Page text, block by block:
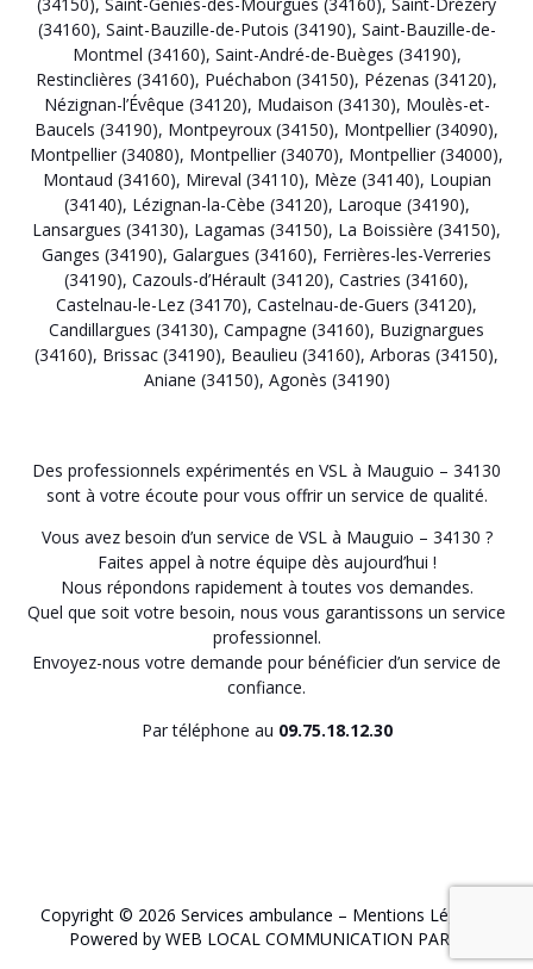
(34150), Saint-Geniès-des-Mourgues (34160), Saint-Drézéry
(34160), Saint-Bauzille-de-Putois (34190), Saint-Bauzille-de-
Montmel (34160), Saint-André-de-Buèges (34190),
Restinclières (34160), Puéchabon (34150), Pézenas (34120),
Nézignan-l’Évêque (34120), Mudaison (34130), Moulès-et-
Baucels (34190), Montpeyroux (34150), Montpellier (34090),
Montpellier (34080), Montpellier (34070), Montpellier (34000),
Montaud (34160), Mireval (34110), Mèze (34140), Loupian
(34140), Lézignan-la-Cèbe (34120), Laroque (34190),
Lansargues (34130), Lagamas (34150), La Boissière (34150),
Ganges (34190), Galargues (34160), Ferrières-les-Verreries
(34190), Cazouls-d’Hérault (34120), Castries (34160),
Castelnau-le-Lez (34170), Castelnau-de-Guers (34120),
Candillargues (34130), Campagne (34160), Buzignargues
(34160), Brissac (34190), Beaulieu (34160), Arboras (34150),
Aniane (34150), Agonès (34190)
Des professionnels expérimentés en VSL à Mauguio – 34130
sont à votre écoute pour vous offrir un service de qualité.
Vous avez besoin d’un service de VSL à Mauguio – 34130 ?
Faites appel à notre équipe dès aujourd’hui !
Nous répondons rapidement à toutes vos demandes.
Quel que soit votre besoin, nous vous garantissons un service
professionnel.
Envoyez-nous votre demande pour bénéficier d’un service de
confiance.
Par téléphone au 09.75.18.12.30
Copyright © 2026 Services ambulance – Mentions Légales
Powered by WEB LOCAL COMMUNICATION PARIS